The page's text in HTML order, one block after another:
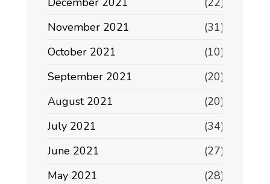
November 2021
(31)
October 2021
(10)
September 2021
(20)
August 2021
(20)
July 2021
(34)
June 2021
(27)
May 2021
(28)